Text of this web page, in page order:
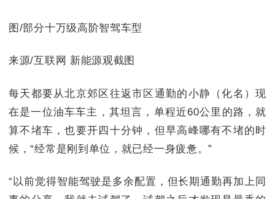
图/部分十万级高阶智驾车型
来源/互联网 新能源观截图
每天都要从北京郊区往返市区通勤的小静（化名）现
在是一位油车车主，其坦言，单程近60公里的路，就
算不堵车，也要开四十分钟，但早高峰哪有不堵的时
候，“经常是刚到单位，就已经一身疲惫。”
“以前觉得智能驾驶是多余配置，但长期通勤再加上同